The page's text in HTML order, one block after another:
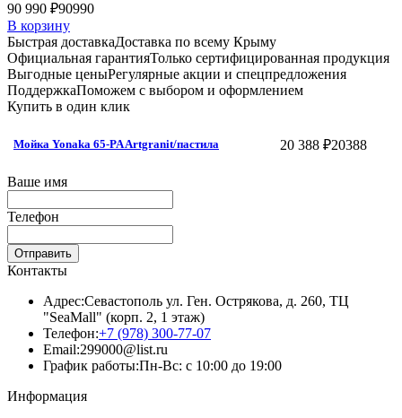
90 990 ₽90990
В корзину
Быстрая доставкаДоставка по всему Крыму
Официальная гарантияТолько сертифицированная продукция
Выгодные ценыРегулярные акции и спецпредложения
ПоддержкаПоможем с выбором и оформлением
Купить в один клик
Мойка Yonaka 65-PA Artgranit/пастила 20 388 ₽20388
Ваше имя
Телефон
Отправить
Контакты
Адрес:Севастополь ул. Ген. Острякова, д. 260, ТЦ
"SeaMall" (корп. 2, 1 этаж)
Телефон:+7 (978) 300-77-07
Email:299000@list.ru
График работы:Пн-Вс: с 10:00 до 19:00
Информация